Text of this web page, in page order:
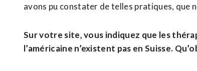
avons pu constater de telles pratiques, que
Sur votre site, vous indiquez que les
l’américaine n’existent pas en Suisse.